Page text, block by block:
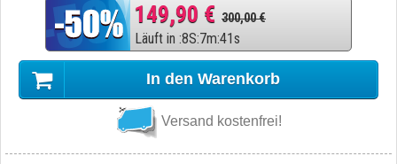
149,90 € 300,00 €
Läuft in :8S:7m:40s
In den Warenkorb
Versand kostenfrei!